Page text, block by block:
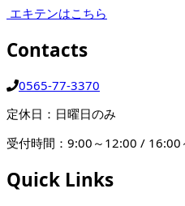
エキテンはこちら
Contacts
0565-77-3370
定休日：日曜日のみ
受付時間：9:00～12:00 / 16:00
Quick Links